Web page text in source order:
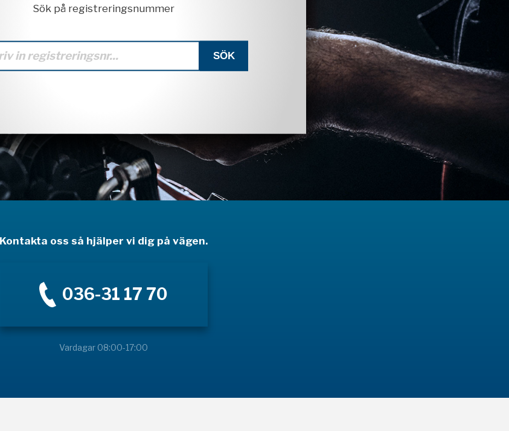
Sök på registreringsnummer
Kontakta oss så hjälper vi dig på vägen.
036-31 17 70
Vardagar 08:00-17:00